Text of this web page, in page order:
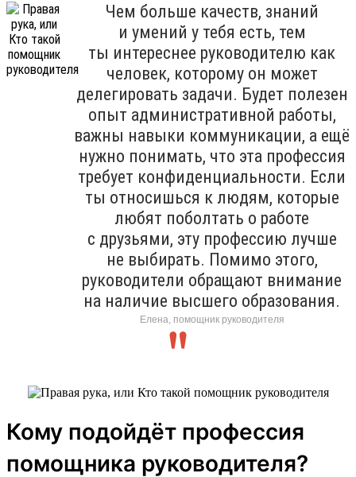
Чем больше качеств, знаний
и умений у тебя есть, тем
ты интереснее руководителю как
человек, которому он может
делегировать задачи. Будет полезен
опыт административной работы,
важны навыки коммуникации, а ещё
нужно понимать, что эта профессия
требует конфиденциальности. Если
ты относишься к людям, которые
любят поболтать о работе
с друзьями, эту профессию лучше
не выбирать. Помимо этого,
руководители обращают внимание
на наличие высшего образования.
Елена, помощник руководителя
Кому подойдёт профессия
помощника руководителя?